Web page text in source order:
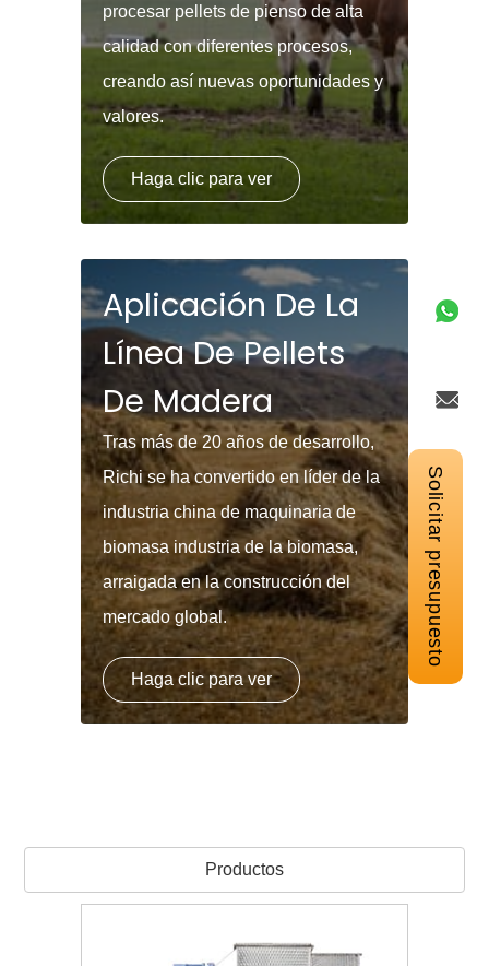
procesar pellets de pienso de alta
calidad con diferentes procesos,
creando así nuevas oportunidades y
valores.
Haga clic para ver
Aplicación De La
Línea De Pellets
De Madera
Tras más de 20 años de desarrollo,
Richi se ha convertido en líder de la
industria china de maquinaria de
biomasa industria de la biomasa,
arraigada en la construcción del
mercado global.
Haga clic para ver
Productos
Solicitar presupuesto